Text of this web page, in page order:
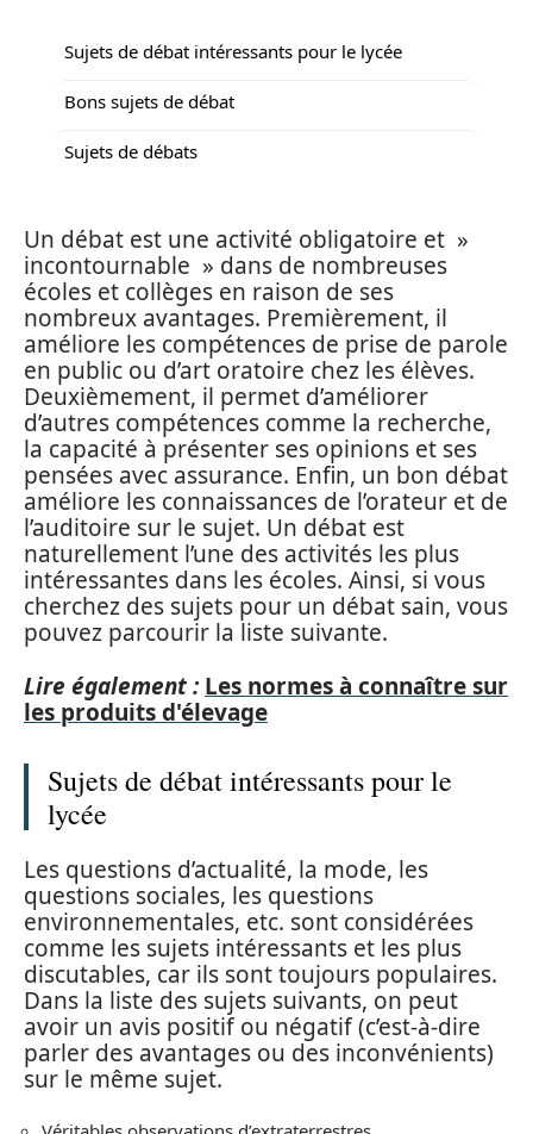
Sujets de débat intéressants pour le lycée
Bons sujets de débat
Sujets de débats
Un débat est une activité obligatoire et »
incontournable » dans de nombreuses
écoles et collèges en raison de ses
nombreux avantages. Premièrement, il
améliore les compétences de prise de parole
en public ou d’art oratoire chez les élèves.
Deuxièmement, il permet d’améliorer
d’autres compétences comme la recherche,
la capacité à présenter ses opinions et ses
pensées avec assurance. Enfin, un bon débat
améliore les connaissances de l’orateur et de
l’auditoire sur le sujet. Un débat est
naturellement l’une des activités les plus
intéressantes dans les écoles. Ainsi, si vous
cherchez des sujets pour un débat sain, vous
pouvez parcourir la liste suivante.
Lire également : Les normes à connaître sur
les produits d'élevage
Sujets de débat intéressants pour le
lycée
Les questions d’actualité, la mode, les
questions sociales, les questions
environnementales, etc. sont considérées
comme les sujets intéressants et les plus
discutables, car ils sont toujours populaires.
Dans la liste des sujets suivants, on peut
avoir un avis positif ou négatif (c’est-à-dire
parler des avantages ou des inconvénients)
sur le même sujet.